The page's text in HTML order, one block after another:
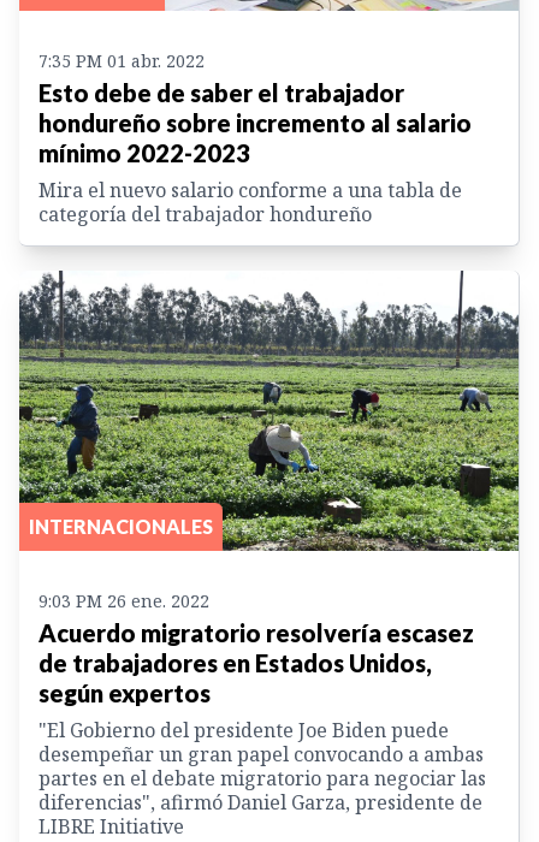
7:35 PM 01 abr. 2022
Esto debe de saber el trabajador
hondureño sobre incremento al salario
mínimo 2022-2023
Mira el nuevo salario conforme a una tabla de
categoría del trabajador hondureño
INTERNACIONALES
9:03 PM 26 ene. 2022
Acuerdo migratorio resolvería escasez
de trabajadores en Estados Unidos,
según expertos
"El Gobierno del presidente Joe Biden puede
desempeñar un gran papel convocando a ambas
partes en el debate migratorio para negociar las
diferencias", afirmó Daniel Garza, presidente de
LIBRE Initiative